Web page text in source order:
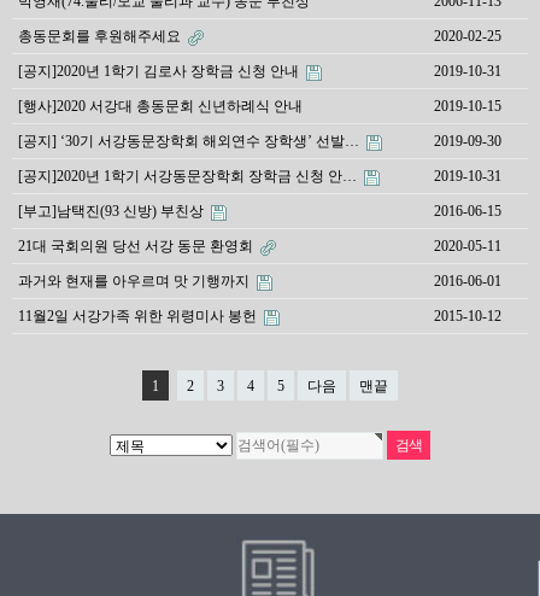
총동문회를 후원해주세요 2020-02-25
[공지]2020년 1학기 김로사 장학금 신청 안내 2019-10-31
[행사]2020 서강대 총동문회 신년하례식 안내 2019-10-15
[공지] ‘30기 서강동문장학회 해외연수 장학생’ 선발… 2019-09-30
[공지]2020년 1학기 서강동문장학회 장학금 신청 안… 2019-10-31
[부고]남택진(93 신방) 부친상 2016-06-15
21대 국회의원 당선 서강 동문 환영회 2020-05-11
과거와 현재를 아우르며 맛 기행까지 2016-06-01
11월2일 서강가족 위한 위령미사 봉헌 2015-10-12
1 2 3 4 5 다음 맨끝